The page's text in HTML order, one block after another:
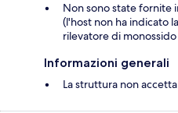
Non sono state fornite
(l'host non ha indicato
rilevatore di
Informazioni generali
La struttura non